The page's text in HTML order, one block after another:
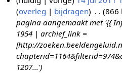
overleg
bijdragen 866
pagina aangemaakt met '{{
1954 | archief_link =
[http://
1207...'